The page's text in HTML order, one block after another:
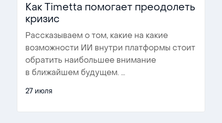
Как Timetta помогает преодолеть
кризис
Рассказываем о том, какие на какие
возможности ИИ внутри платформы стоит
обратить наибольшее внимание
в ближайшем будущем. …
27 июля